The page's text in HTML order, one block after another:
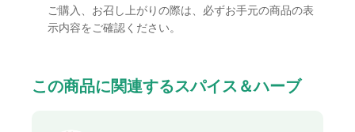
ご購入、お召し上がりの際は、必ずお手元の商品の表
示内容をご確認ください。
この商品に関連するスパイス＆ハーブ